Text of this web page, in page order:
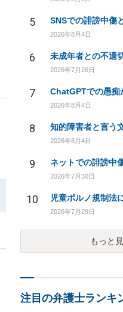
5
2026年8月4日
6
2026年7月26日
7
2026年8月4日
8
2026年8月4日
9
2026年7月30日
10
2026年7月29日
もっと
注目の弁護士ランキ